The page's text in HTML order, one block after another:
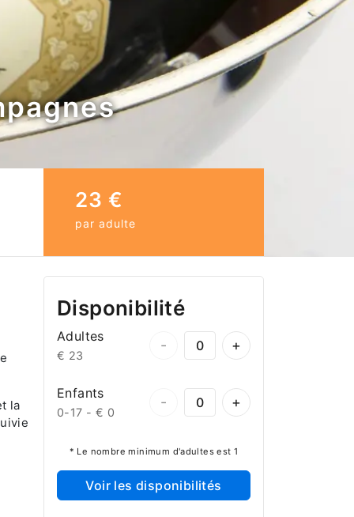
23 €
par adulte
la
Disponibilité
Adultes
€ 23
- +
Enfants
0-17 - € 0
- +
* Le nombre minimum d'adultes est 1
Voir les disponibilités